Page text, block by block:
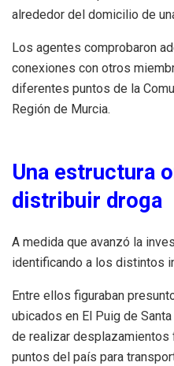
alrededor del domicilio de
Los agentes comprobaron
conexiones con otros
diferentes puntos de la
Región de Murcia.
Una estructura
distribuir droga
A medida que avanzó la
identificando a los distintos
Entre ellos figuraban
ubicados en El Puig de
de realizar
puntos del país para